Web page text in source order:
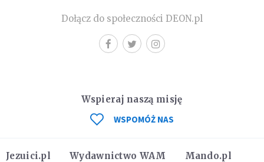
Dołącz do społeczności DEON.pl
Jezuici.pl Wydawnictwo WAM
Mando.pl
Wspieraj naszą misję
WSPOMÓŻ NAS